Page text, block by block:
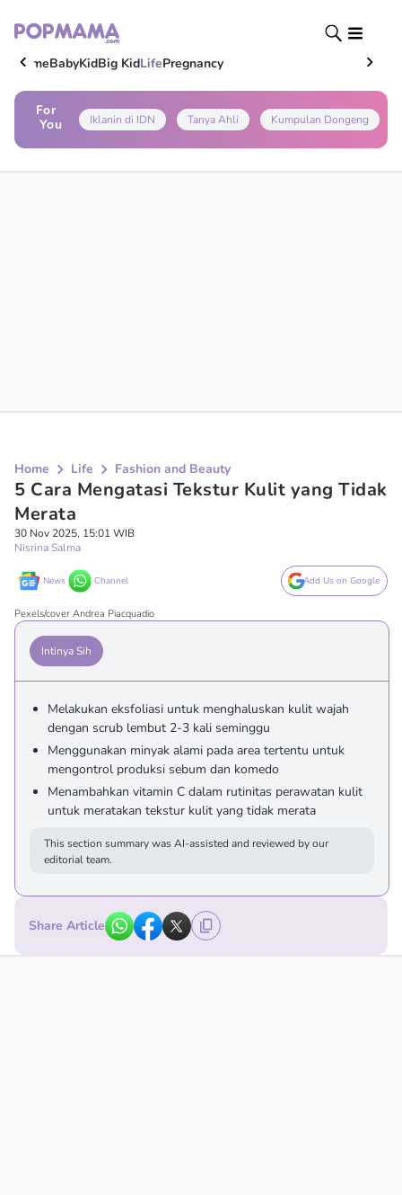
HomeBabyKidBig KidLifePregnancy
For
You
Iklanin di IDN Tanya Ahli Kumpulan Dongeng
Home Life Fashion and Beauty
5 Cara Mengatasi Tekstur Kulit yang Tidak
Merata
30 Nov 2025, 15:01 WIB
Nisrina Salma
News Channel Add Us on Google
Pexels/cover Andrea Piacquadio
Intinya Sih
Melakukan eksfoliasi untuk menghaluskan kulit wajah
dengan scrub lembut 2-3 kali seminggu
Menggunakan minyak alami pada area tertentu untuk
mengontrol produksi sebum dan komedo
Menambahkan vitamin C dalam rutinitas perawatan kulit
untuk meratakan tekstur kulit yang tidak merata
This section summary was AI-assisted and reviewed by our
editorial team.
Share Article